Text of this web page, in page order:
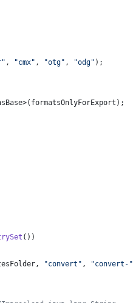
, "cmx" , "otg" , "odg" );
>( formatsOnlyForExport );
())
, "convert" , "convert-"